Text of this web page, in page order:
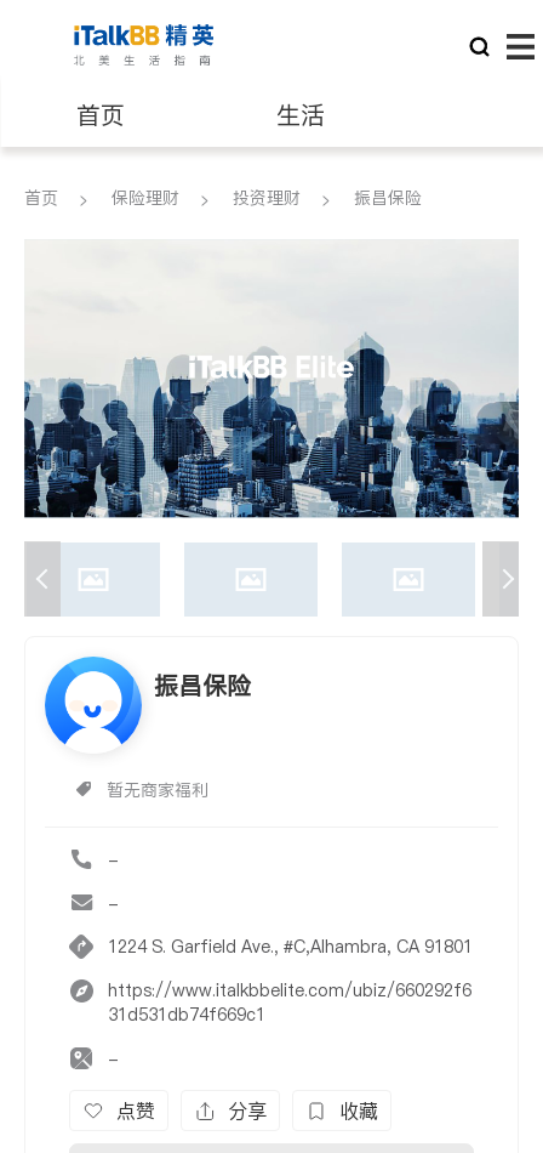
首页 生活
医生 律师
养老 非盈利组织
首页 保险理财 投资理财 振昌保险
振昌保险
暂无商家福利
-
-
1224 S. Garfield Ave., #C,Alhambra, CA 91801
https://www.italkbbelite.com/ubiz/660292f6
31d531db74f669c1
-
点赞 分享 收藏